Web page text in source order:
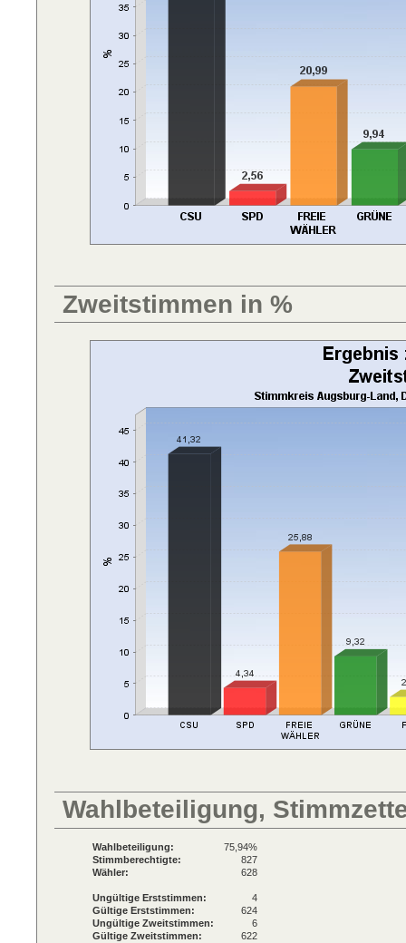
Zweitstimmen in %
Wahlbeteiligung,
Wahlbeteiligung:
75,94%
Stimmberechtigte:
827
Wähler:
628
Ungültige Erststimmen:
4
Gültige Erststimmen:
624
Ungültige Zweitstimmen:
6
Gültige Zweitstimmen:
622